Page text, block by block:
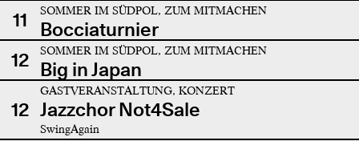
11 SOMMER IM SÜDPOL, ZUM MITMACHEN
Bocciaturnier
12
SOMMER IM SÜDPOL, ZUM MITMACHEN
Big in Japan
12
GASTVERANSTALTUNG, KONZERT
Jazzchor Not4Sale
SwingAgain